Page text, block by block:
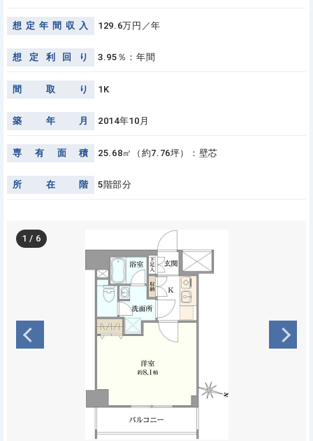
想 定 年 間 収 入 129.6万円／年
想 定 利 回 り 3.95％：年間
間 取 り 1K
築 年 月 2014年10月
専 有 面 積 25.68㎡（約7.76坪）：壁芯
所 在 階 5階部分
1 / 6